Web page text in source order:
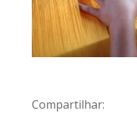
Compartilhar: